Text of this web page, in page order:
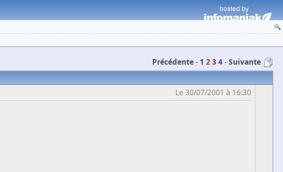
Précédente 1 234 Suivante
Le 30/07/2001 à 16:30